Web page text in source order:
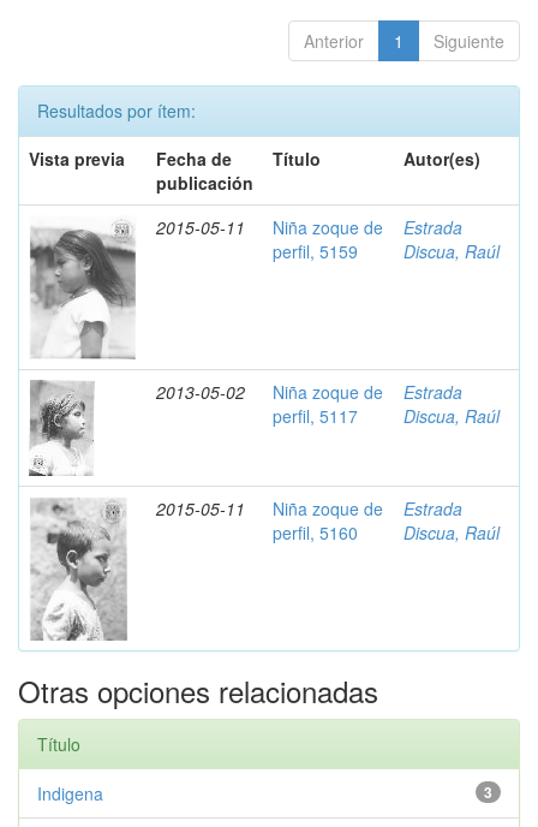
Anterior 1 Siguiente
Resultados por ítem:
Vista previa
Fecha de
publicación
Título Autor(es)
2015-05-11
Niña zoque de
perfil, 5159
Estrada
Discua, Raúl
2013-05-02
Niña zoque de
perfil, 5117
Estrada
Discua, Raúl
2015-05-11
Niña zoque de
perfil, 5160
Estrada
Discua, Raúl
Otras opciones relacionadas
Título
3
Indigena